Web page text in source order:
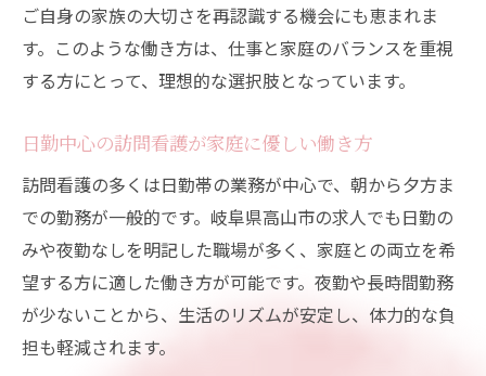
ご自身の家族の大切さを再認識する機会にも恵まれま
す。このような働き方は、仕事と家庭のバランスを重視
する方にとって、理想的な選択肢となっています。
日勤中心の訪問看護が家庭に優しい働き方
訪問看護の多くは日勤帯の業務が中心で、朝から夕方ま
での勤務が一般的です。岐阜県高山市の求人でも日勤の
みや夜勤なしを明記した職場が多く、家庭との両立を希
望する方に適した働き方が可能です。夜勤や長時間勤務
が少ないことから、生活のリズムが安定し、体力的な負
担も軽減されます。